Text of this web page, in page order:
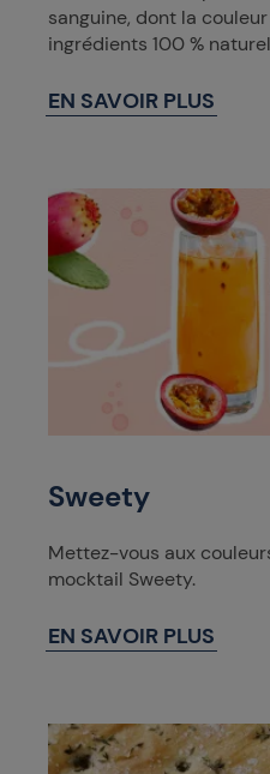
sanguine, dont la
ingrédients 100 %
EN SAVOIR PLUS
Sweety
Mettez-vous aux
mocktail Sweety.
EN SAVOIR PLUS